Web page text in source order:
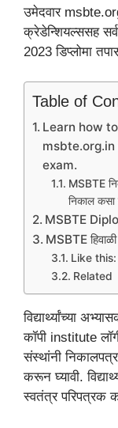
उमेदवार
क्रेडेन्शियल्ससह
2023 डिप्लोमा
Table of
Learn how
exam.
MSBTE
निकाल कसा
MSBTE
MSBTE
Like this:
Related
विद्यार्थ्यांच्या
कॉपी institute
संस्थांनी
करून घ्यावी.
स्वतंत्र परिपत्रक